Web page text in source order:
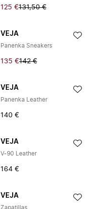
125 €131,50 €
VEJA
Panenka Sneakers
135 €142 €
VEJA
Panenka Leather
140 €
VEJA
V-90 Leather
164 €
VEJA
Zapatillas